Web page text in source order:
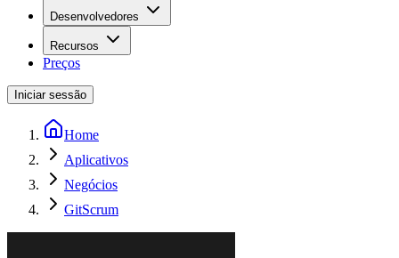
Desenvolvedores
Recursos
Preços
Iniciar sessão
Home
Aplicativos
Negócios
GitScrum